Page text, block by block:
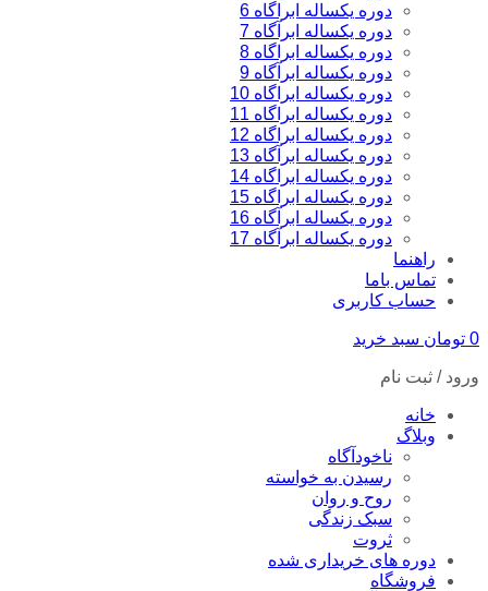
دوره یکساله ابراگاه 6
دوره یکساله ابرآگاه 7
دوره یکساله ابراگاه 8
دوره یکساله ابرآگاه 9
دوره یکساله ابراگاه 10
دوره یکساله ابراگاه 11
دوره یکساله ابراگاه 12
دوره یکساله ابرآگاه 13
دوره یکساله ابراگاه 14
دوره یکساله ابراگاه 15
دوره یکساله ابرآگاه 16
دوره یکساله ابرآگاه 17
راهنما
تماس باما
حساب کاربری
0 تومان سبد خرید
ورود / ثبت نام
خانه
وبلاگ
ناخودآگاه
رسیدن به خواسته
روح و روان
سبک زندگی
ثروت
دوره های خریداری شده
فروشگاه